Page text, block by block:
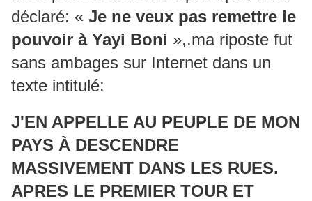
déclaré: « Je ne veux pas remettre le
pouvoir à Yayi Boni »,.ma riposte fut
sans ambages sur Internet dans un
texte intitulé:
J'EN APPELLE AU PEUPLE DE MON
PAYS À DESCENDRE
MASSIVEMENT DANS LES RUES.
APRES LE PREMIER TOUR ET